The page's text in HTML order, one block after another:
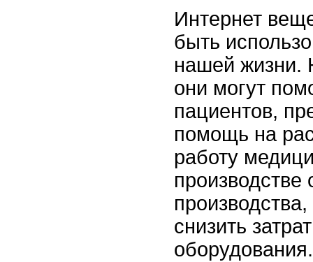
Интернет
быть
нашей жизни.
они могут
пациентов,
помощь на
работу
снизить
оборудования.